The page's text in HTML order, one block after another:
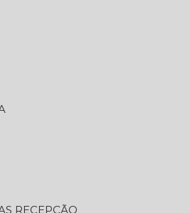
RECEPÇÃO